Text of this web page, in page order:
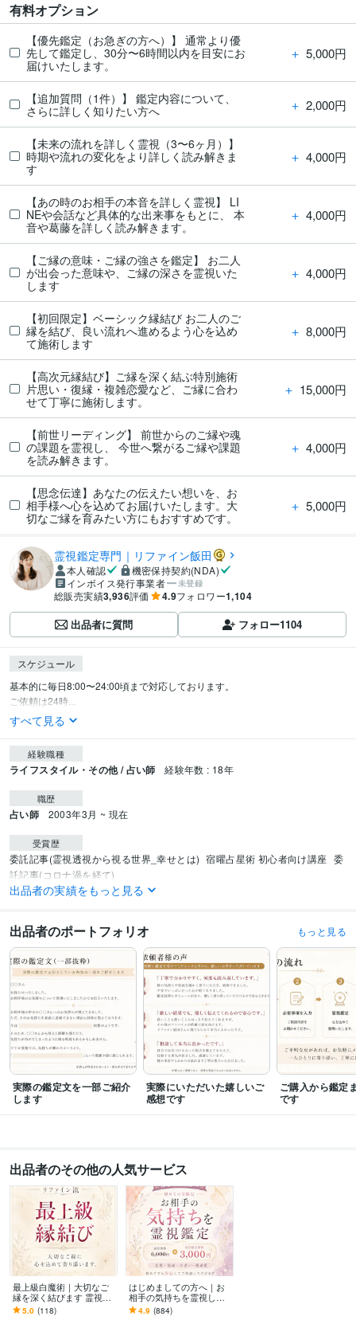
有料オプション
【優先鑑定（お急ぎの方へ）】 通常より優
先して鑑定し、30分〜6時間以内を目安にお
届けいたします。
＋ 5,000円
【追加質問（1件）】 鑑定内容について、
さらに詳しく知りたい方へ
＋ 2,000円
【未来の流れを詳しく霊視（3〜6ヶ月）】
時期や流れの変化をより詳しく読み解きま
す
＋ 4,000円
【あの時のお相手の本音を詳しく霊視】 LI
NEや会話など具体的な出来事をもとに、 本
音や葛藤を詳しく読み解きます。
＋ 4,000円
【ご縁の意味・ご縁の強さを鑑定】 お二人
が出会った意味や、ご縁の深さを霊視いた
します
＋ 4,000円
【初回限定】ベーシック縁結び お二人のご
縁を結び、良い流れへ進めるよう心を込め
て施術します
＋ 8,000円
【高次元縁結び】ご縁を深く結ぶ特別施術
片思い・復縁・複雑恋愛など、ご縁に合わ
せて丁寧に施術します。
＋ 15,000円
【前世リーディング】 前世からのご縁や魂
の課題を霊視し、 今世へ繋がるご縁や課題
を読み解きます。
＋ 4,000円
【思念伝達】あなたの伝えたい想いを、お
相手様へ心を込めてお届けいたします。大
切なご縁を育みたい方にもおすすめです。
＋ 5,000円
霊視鑑定専門｜リファイン飯田
本人確認
機密保持契約(NDA)
インボイス発行事業者
未登録
総販売実績3,936評価 4.9フォロワー1,104
出品者に質問 フォロー1104
スケジュール
基本的に毎日8:00〜24:00頃まで対応しております。
ご依頼は24時...
すべて見る
経験職種
ライフスタイル・その他 / 占い師 経験年数 : 18年
職歴
占い師 2003年3月 ~ 現在
受賞歴
委託記事(霊視透視から視る世界_幸せとは) 宿曜占星術 初心者向け講座 委
託記事(コロナ渦を経て)
認定レイキヒーラー 取得年 : 2013年
鍼灸師 取得年 : 2015年
メンタル心理カウンセラー 取得年 : 2017年
得意分野
占い 霊視透視 関係性に特化した縁結び 初回ご依頼者様限定鑑定縁結び
思念伝達 遠隔ヒーリング
霊視 透視 恋愛 片思い 結婚 復縁 不倫
悩み相談・カウンセリング リファイン流✴︎霊視透視鑑定
仕事 片思い 不倫 結婚 不安
語学力
英語 日常会話レベル
出品者の実績をもっと見る
出品者のポートフォリオ もっと見る
実際の鑑定文を一部ご紹介
します
実際にいただいた嬉しいご
感想です
ご購入から鑑定
です
出品者のその他の人気サービス
最上級白魔術｜大切なご
縁を深く結びます 霊視・
波動調整・縁結びを組み
5.0 (118)
はじめましての方へ｜お
相手の気持ちを霊視しま
す 通常鑑定と変わらない
4.9 (884)